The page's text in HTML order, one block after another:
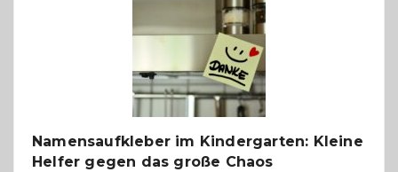
wann
ist
eine
Hundepension
die
richtige
Namensaufkleber im Kindergarten: Kleine
Helfer gegen das große Chaos